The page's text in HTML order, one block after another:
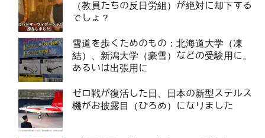
（教員たちの反日労組）が絶対に却下する
でしょ？
雪道を歩くためのもの：北海道大学（凍
結）、新潟大学（豪雪）などの受験用に。
あるいは出張用に
ゼロ戦が復活した日、日本の新型ステルス
機がお披露目（ひろめ）になりました